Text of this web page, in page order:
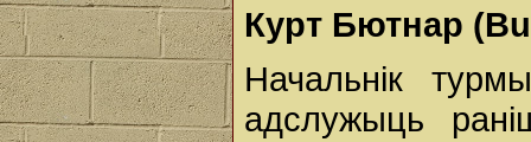
Курт Бютнар
Начальнік
адслужыць